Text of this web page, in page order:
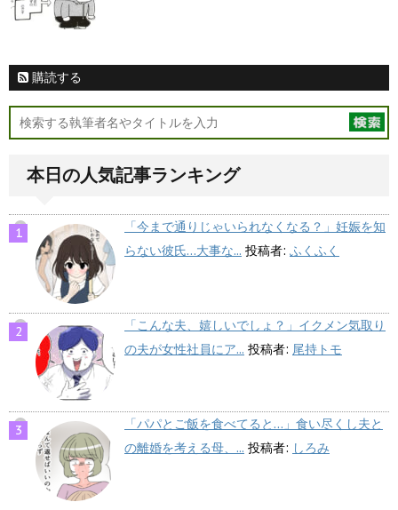
購読する
本日の人気記事ランキング
「今まで通りじゃいられなくなる？」妊娠を知
らない彼氏…大事な... 投稿者: ふくふく
「こんな夫、嬉しいでしょ？」イクメン気取り
の夫が女性社員にア... 投稿者: 尾持トモ
「パパとご飯を食べてると…」食い尽くし夫と
の離婚を考える母、... 投稿者: しろみ